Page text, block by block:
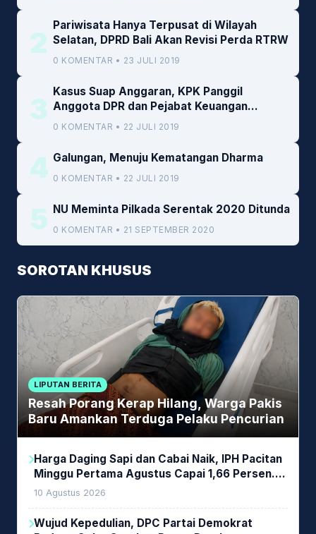
2
Pariwisata Hanya Terpusat di Wilayah
Selatan, DPRD Bali Akan Revisi Perda RTRW
0 KOMENTAR • 23 JULI 2019
3
Kasus Suap Anggaran, KPK Panggil
Anggota DPR dan Pejabat Keuangan
Kemenkeu
0 KOMENTAR • 22 JULI 2019
4 Galungan, Menuju Kematangan Dharma
0 KOMENTAR • 22 JULI 2019
5 NU Meminta Pilkada Serentak 2020 Ditunda
0 KOMENTAR • 21 SEPTEMBER 2020
SOROTAN KHUSUS
LIPUTAN BERITA
Resah Porang Kerap Hilang, Warga Pakis
Baru Amankan Terduga Pelaku Pencurian
Harga Daging Sapi dan Cabai Naik, IPH Pacitan
Minggu Pertama Agustus Capai 1,66 Persen.
Ini Penjelasan Kabag Ayub
10 Agustus 2026
Wujud Kepedulian, DPC Partai Demokrat